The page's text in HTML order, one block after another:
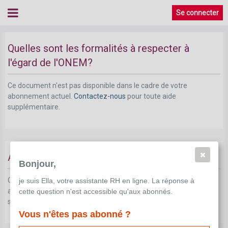
Se connecter
Quelles sont les formalités à respecter à
l'égard de l'ONEM?
Ce document n'est pas disponible dans le cadre de votre
abonnement actuel. Contactez-nous pour toute aide
supplémentaire.
Autres formalités
Ce document n'est pas disponible dans le cadre de votre
abonnement actuel.Contactez-nouspour toute aide
supplémentaire.
Bonjour,
je suis Ella, votre assistante RH en ligne. La réponse à
cette question n'est accessible qu'aux abonnés.
Vous n'êtes pas abonné ?